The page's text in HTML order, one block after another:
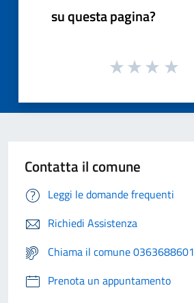
su questa pagina?
Contatta il comune
Leggi le domande frequenti
Richiedi Assistenza
Chiama il comune 0363688601
Prenota un appuntamento